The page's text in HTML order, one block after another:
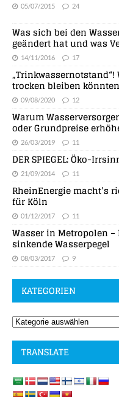
05/07/2015 24
Was sich bei den
geändert hat und was
14/11/2016 17
trocken bleiben könnten
09/08/2020 12
Warum
oder Grundpreise
26/03/2019 11
DER SPIEGEL: Öko-
21/09/2014 11
RheinEnergie macht’s
für Köln
01/12/2017 11
Wasser in Metropolen –
sinkende Wasserpegel
08/03/2017 9
KATEGORIEN
TRANSLATE